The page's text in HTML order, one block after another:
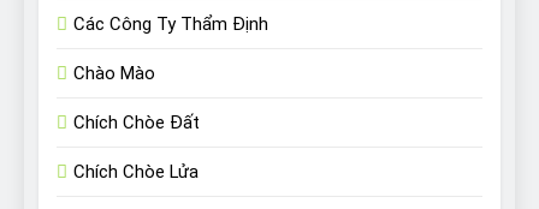
Các Công Ty Thẩm Định
Chào Mào
Chích Chòe Đất
Chích Chòe Lửa